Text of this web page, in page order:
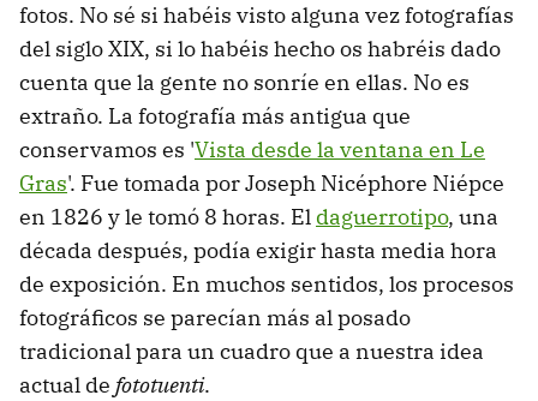
fotos. No sé si habéis visto alguna vez fotografías
del siglo XIX, si lo habéis hecho os habréis dado
cuenta que la gente no sonríe en ellas. No es
extraño. La fotografía más antigua que
conservamos es 'Vista desde la ventana en Le
Gras'. Fue tomada por Joseph Nicéphore Niépce
en 1826 y le tomó 8 horas. El daguerrotipo, una
década después, podía exigir hasta media hora
de exposición. En muchos sentidos, los procesos
fotográficos se parecían más al posado
tradicional para un cuadro que a nuestra idea
actual de fototuenti.